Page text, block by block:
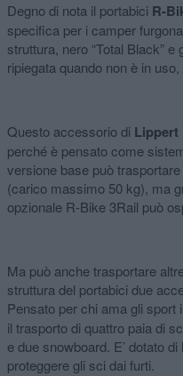
Degno di nota il portabici R-
specifica per i camper
struttura, nero “Total Black”
ripiegata quando non è in
Questo accessorio di Lippert
perché è pensato come
versione base può
(carico massimo 50 kg), ma
opzionale R-Bike 3Rail può
Ma può anche trasportare
struttura del portabici due
Pensato per chi ama gli sport
il trasporto di quattro paia di
e due snowboard. E’ dotato
proteggere gli sci dai furti.